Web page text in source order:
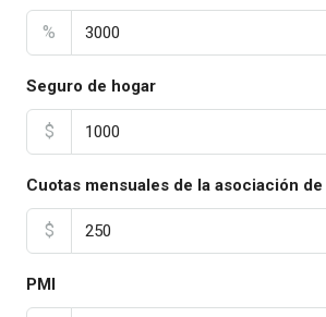
%
Seguro de hogar
$
Cuotas mensuales de la asociación
$
PMI